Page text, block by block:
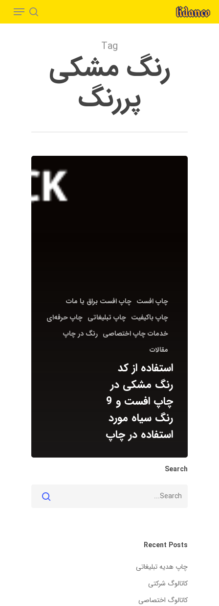
search
Menu
Tag
رنگ مشکی
پررنگ
چاپ افست چاپ افست براق یا مات
چاپ باکیفیت چاپ تبلیغاتی چاپ حرفه‌ای
خدمات چاپ اختصاصی رنگ در چاپ
مقالات
استفاده از کد
رنگ مشکی در
چاپ افست و 9
رنگ سیاه مورد
استفاده در چاپ
Search
Recent Posts
چاپ هدیه تبلیغاتی
کاتالوگ شرکتی
کاتالوگ اختصاصی